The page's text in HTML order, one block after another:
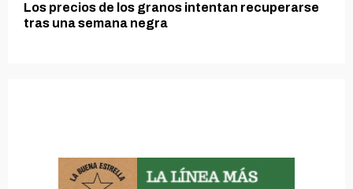
Los precios de los granos intentan recuperarse
tras una semana negra